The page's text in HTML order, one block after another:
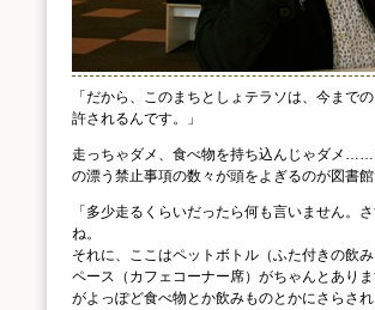
「だから、このまちとしょテラソは、今まで
許されるんです。」
走っちゃダメ、食べ物を持ち込んじゃダメ
の漂う禁止事項の数々が頭をよぎるのが図書館
「多少走るくらいだったら何も言いません。
ね。
それに、ここはペットボトル（ふた付きの飲
ペース（カフェコーナー席）がちゃんとあり
がよっぽど食べ物とか飲みものとかにさらさ